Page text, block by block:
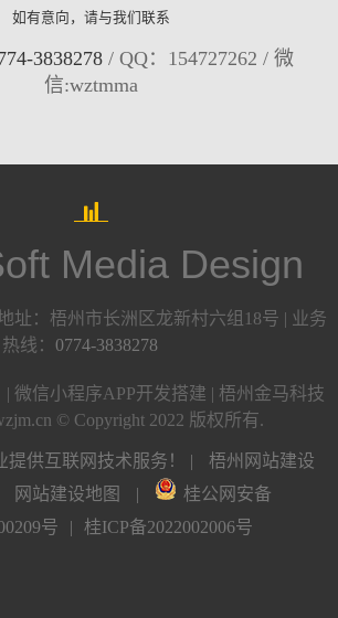
如有意向，请与我们联系
3838278 / QQ：154727262 / 微
信:wztmma
Media Design
址：梧州市长洲区龙新村六组18号 | 业务
热线： 0774-3838278
| 微信小程序APP开发搭建 | 梧州金马科技
© Copyright 2022 版权所有.
提供互联网技术服务！ |
梧州网站建设
网站建设地图 |
桂公网安备
号
| 桂ICP备2022002006号